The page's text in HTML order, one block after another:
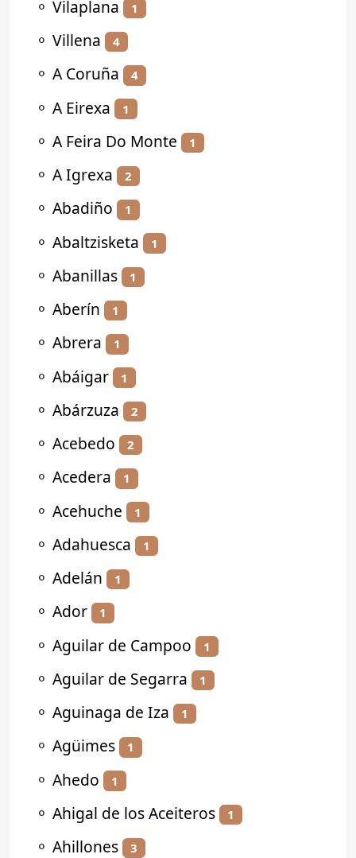
⚬ Vilaplana 1
⚬ Villena 4
⚬ A Coruña 4
⚬ A Eirexa 1
⚬ A Feira Do Monte 1
⚬ A Igrexa 2
⚬ Abadiño 1
⚬ Abaltzisketa 1
⚬ Abanillas 1
⚬ Aberín 1
⚬ Abrera 1
⚬ Abáigar 1
⚬ Abárzuza 2
⚬ Acebedo 2
⚬ Acedera 1
⚬ Acehuche 1
⚬ Adahuesca 1
⚬ Adelán 1
⚬ Ador 1
⚬ Aguilar de Campoo 1
⚬ Aguilar de Segarra 1
⚬ Aguinaga de Iza 1
⚬ Agüimes 1
⚬ Ahedo 1
⚬ Ahigal de los Aceiteros 1
⚬ Ahillones 3